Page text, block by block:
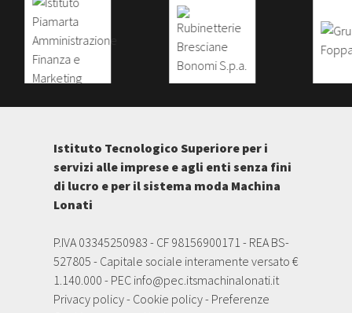
Istituto Tecnologico Superiore per i
servizi alle imprese e agli enti senza fini
di lucro e per il sistema moda Machina
Lonati
P.IVA 03345250983 - CF 98156900171 - REA BS-
527805 - Capitale sociale interamente versato €
1.140.000 - PEC info@pec.itsmachinalonati.it
Privacy policy- Cookie policy- Preferenze